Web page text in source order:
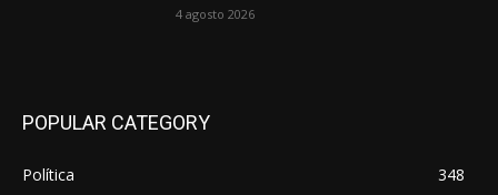
4 agosto 2026
POPULAR CATEGORY
Política
348